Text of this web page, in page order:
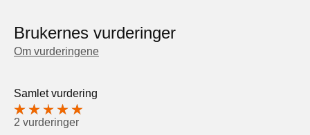
Brukernes vurderinger
Om vurderingene
Samlet vurdering
2 vurderinger